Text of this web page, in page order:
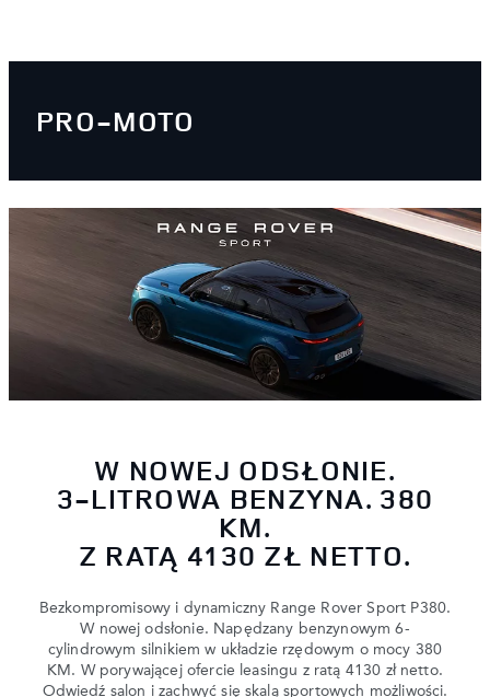
PRO-MOTO
W NOWEJ ODSŁONIE.
3-LITROWA BENZYNA. 380
KM.
Z RATĄ 4130 ZŁ NETTO.
Bezkompromisowy i dynamiczny Range Rover Sport P380.
W nowej odsłonie. Napędzany benzynowym 6-
cylindrowym silnikiem w układzie rzędowym o mocy 380
KM. W porywającej ofercie leasingu z ratą 4130 zł netto.
Odwiedź salon i zachwyć się skalą sportowych możliwości.